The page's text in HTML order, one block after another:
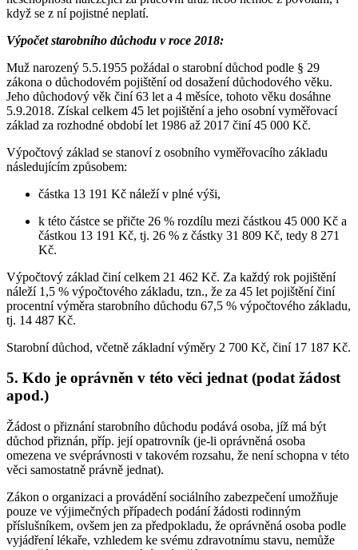
když se z ní pojistné neplatí.
Výpočet starobního důchodu v roce 2018:
Muž narozený 5.5.1955 požádal o starobní důchod podle § 29
zákona o důchodovém pojištění od dosažení důchodového věku.
Jeho důchodový věk činí 63 let a 4 měsíce, tohoto věku dosáhne
5.9.2018. Získal celkem 45 let pojištění a jeho osobní vyměřovací
základ za rozhodné období let 1986 až 2017 činí 45 000 Kč.
Výpočtový základ se stanoví z osobního vyměřovacího základu
následujícím způsobem:
částka 13 191 Kč náleží v plné výši,
k této částce se přičte 26 % rozdílu mezi částkou 45 000 Kč a
částkou 13 191 Kč, tj. 26 % z částky 31 809 Kč, tedy 8 271
Kč.
Výpočtový základ činí celkem 21 462 Kč. Za každý rok pojištění
náleží 1,5 % výpočtového základu, tzn., že za 45 let pojištění činí
procentní výměra starobního důchodu 67,5 % výpočtového základu,
tj. 14 487 Kč.
Starobní důchod, včetně základní výměry 2 700 Kč, činí 17 187 Kč.
5. Kdo je oprávněn v této věci jednat (podat žádost
apod.)
Žádost o přiznání starobního důchodu podává osoba, jíž má být
důchod přiznán, příp. její opatrovník (je-li oprávněná osoba
omezena ve svéprávnosti v takovém rozsahu, že není schopna v této
věci samostatně právně jednat).
Zákon o organizaci a provádění sociálního zabezpečení umožňuje
pouze ve výjimečných případech podání žádosti rodinným
příslušníkem, ovšem jen za předpokladu, že oprávněná osoba podle
vyjádření lékaře, vzhledem ke svému zdravotnímu stavu, nemůže